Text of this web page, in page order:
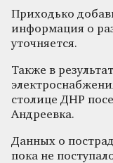
Приходько
информация о
уточняется.
Также в
столице ДНР
Андреевка.
Данных о
пока не